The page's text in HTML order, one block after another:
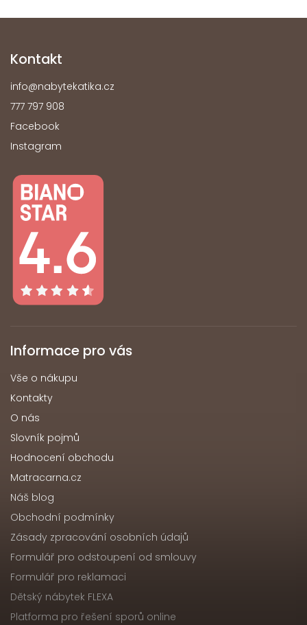
Kontakt
info@nabytekatika.cz
777 797 908
Facebook
Instagram
Informace pro vás
Vše o nákupu
Kontakty
O nás
Slovník pojmů
Hodnocení obchodu
Matracarna.cz
Náš blog
Obchodní podmínky
Zásady zpracování osobních údajů
Formulář pro odstoupení od smlouvy
Formulář pro reklamaci
Dětský nábytek FLEXA
Platforma pro řešení sporů online